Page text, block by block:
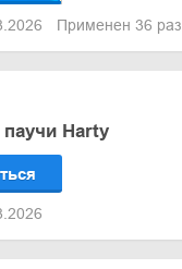
Применен 36 раз
Harty